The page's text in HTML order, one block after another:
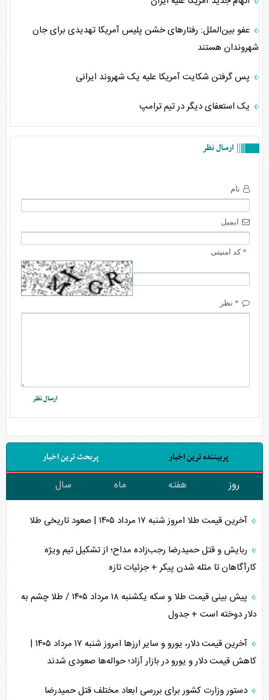
عفو بین‌الملل:‌ رفتارهای خشن پلیس آمریکا تهدیدی برای جان
شهروندان هستند
پس گرفتن شکایت آمریکا علیه یک شهروند ایرانی
یک استعفای دیگر در تیم ترامپ
ارسال نظر
نام
ایمیل
* کد امنیتی
* نظر
پربیننده ترین اخبار پربحث ترین اخبار
روز هفته ماه سال
آخرین قیمت طلا امروز شنبه ۱۷ مرداد ۱۴۰۵ | صعود تاریخی طلا
ربایش و قتل حمیدرضا رجب‌زاده مداح؛ از تشکیل تیم ویژه
کارآگاهان تا مثله شدن پیکر + جزئیات تازه
پیش بینی قیمت طلا و سکه یکشنبه ۱۸ مرداد ۱۴۰۵ / طلا چشم به
دلار دوخته است + جدول
آخرین قیمت دلار، یورو و سایر ارز‌ها امروز شنبه ۱۷ مرداد ۱۴۰۵ |
کاهش قیمت دلار و یورو در بازار آزاد؛ حواله‌ها صعودی شدند
دستور وزارت کشور برای بررسی ابعاد مختلف قتل حمیدرضا